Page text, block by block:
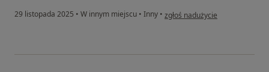
29 listopada 2025 • W innym miejscu • Inny • w opinii użytkownika Katarzyna
zgłoś nadużycie